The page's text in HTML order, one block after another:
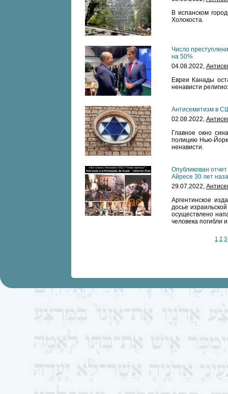
В испанском
Холокоста.
Число
на 50%
04.08.2022,
Евреи Канады
ненависти
Антисемитизм в
02.08.2022,
Главное окно
полицию Нью-
ненависти.
Опубликован
Айресе 30 лет
29.07.2022,
Аргентинское
досье
осуществлено
человека погибли
1 2 3